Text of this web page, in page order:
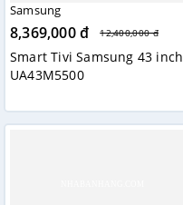
Samsung
8,369,000 đ 12,400,000 đ
Smart Tivi Samsung 43 inch
UA43M5500